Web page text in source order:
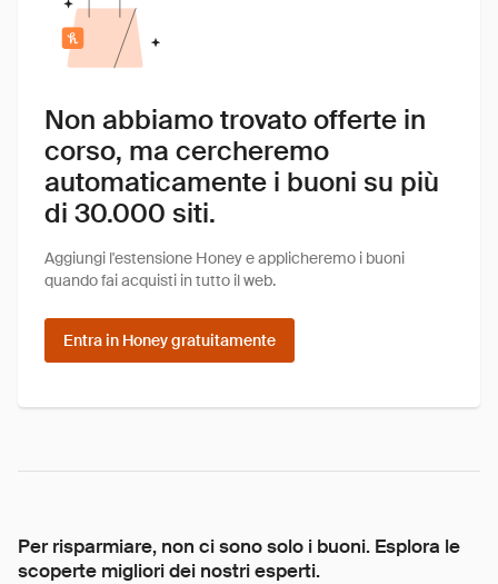
Non abbiamo trovato offerte in
corso, ma cercheremo
automaticamente i buoni su più
di 30.000 siti.
Aggiungi l'estensione Honey e applicheremo i buoni
quando fai acquisti in tutto il web.
Entra in Honey gratuitamente
Per risparmiare, non ci sono solo i buoni. Esplora le
scoperte migliori dei nostri esperti.